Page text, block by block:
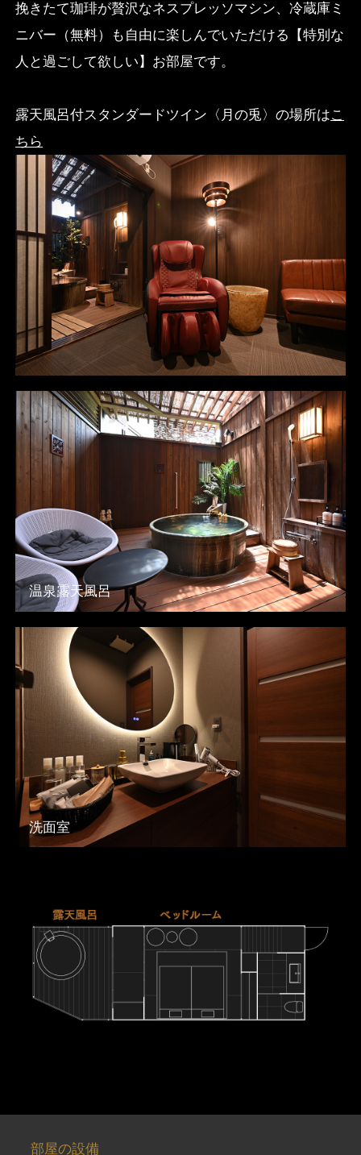
挽きたて珈琲が贅沢なネスプレッソマシン、冷蔵庫ミ
ニバー（無料）も自由に楽しんでいただける【特別な
人と過ごして欲しい】お部屋です。
露天風呂付スタンダードツイン〈月の兎〉の場所はこ
ちら
温泉露天風呂
洗面室
部屋の設備